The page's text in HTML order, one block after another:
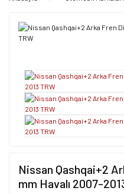
Nissan Qashqai+2
mm Havalı 2007-